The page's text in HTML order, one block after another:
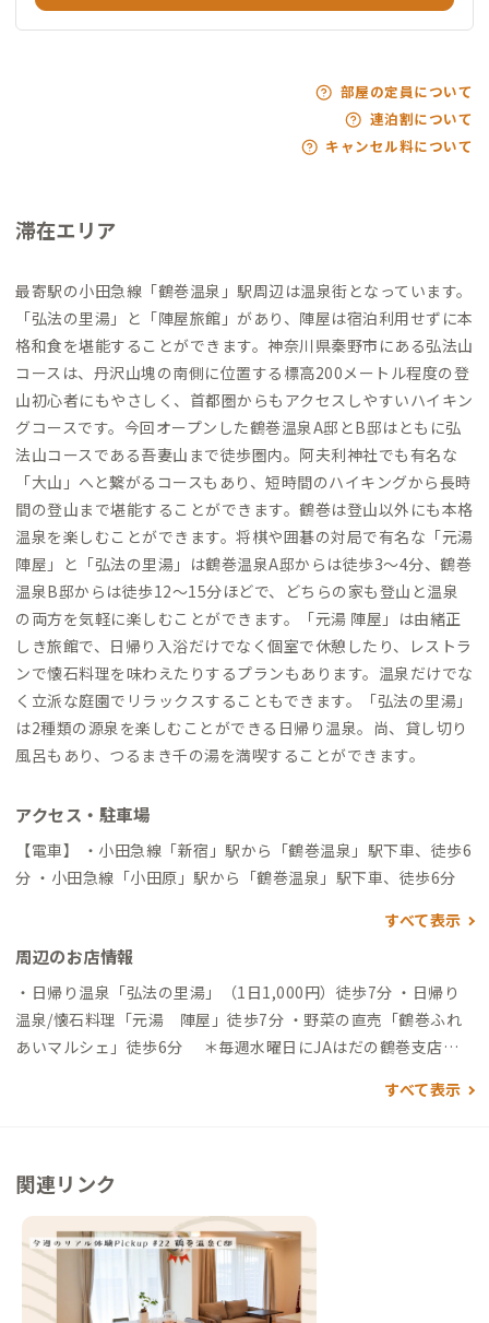
部屋の定員について
連泊割について
キャンセル料について
滞在エリア
最寄駅の小田急線「鶴巻温泉」駅周辺は温泉街となっています。
「弘法の里湯」と「陣屋旅館」があり、陣屋は宿泊利用せずに本
格和食を堪能することができます。神奈川県秦野市にある弘法山
コースは、丹沢山塊の南側に位置する標高200メートル程度の登
山初心者にもやさしく、首都圏からもアクセスしやすいハイキン
グコースです。今回オープンした鶴巻温泉A邸とB邸はともに弘
法山コースである吾妻山まで徒歩圏内。阿夫利神社でも有名な
「大山」へと繋がるコースもあり、短時間のハイキングから長時
間の登山まで堪能することができます。鶴巻は登山以外にも本格
温泉を楽しむことができます。将棋や囲碁の対局で有名な「元湯
陣屋」と「弘法の里湯」は鶴巻温泉A邸からは徒歩3〜4分、鶴巻
温泉B邸からは徒歩12～15分ほどで、どちらの家も登山と温泉
の両方を気軽に楽しむことができます。「元湯 陣屋」は由緒正
しき旅館で、日帰り入浴だけでなく個室で休憩したり、レストラ
ンで懐石料理を味わえたりするプランもあります。温泉だけでな
く立派な庭園でリラックスすることもできます。「弘法の里湯」
は2種類の源泉を楽しむことができる日帰り温泉。尚、貸し切り
風呂もあり、つるまき千の湯を満喫することができます。
アクセス・駐車場
【電車】 ・小田急線「新宿」駅から「鶴巻温泉」駅下車、徒歩6
分 ・小田急線「小田原」駅から「鶴巻温泉」駅下車、徒歩6分
すべて表示
周辺のお店情報
・日帰り温泉「弘法の里湯」（1日1,000円）徒歩7分 ・日帰り
温泉/懐石料理「元湯 陣屋」徒歩7分 ・野菜の直売「鶴巻ふれ
あいマルシェ」徒歩6分 ＊毎週水曜日にJAはだの鶴巻支店の
圏内 ・ドラッグストア「ドラッグセイムス」徒歩4分圏内 ・ス
すべて表示
関連リンク